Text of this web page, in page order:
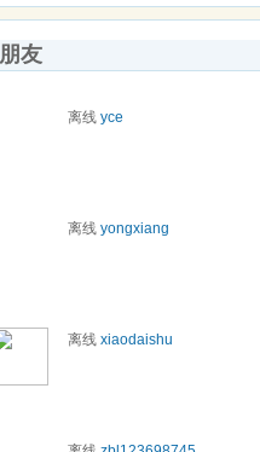
朋友
离线 yce
离线 yongxiang
离线 xiaodaishu